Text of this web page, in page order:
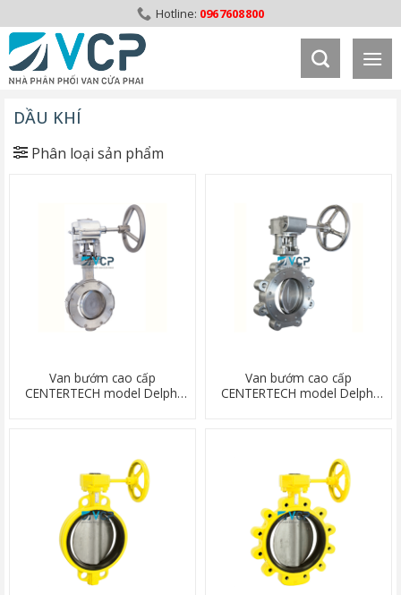
to
content
0967608800
DẦU KHÍ
Phân loại sản phẩm
Van bướm cao cấp
CENTERTECH model Delphi
Van bướm cao cấp
CENTERTECH model Delphi